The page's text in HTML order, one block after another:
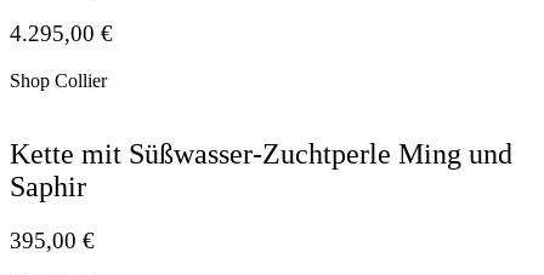
4.295,00 €
Shop Collier
Kette mit Süßwasser-Zuchtperle Ming und
Saphir
395,00 €